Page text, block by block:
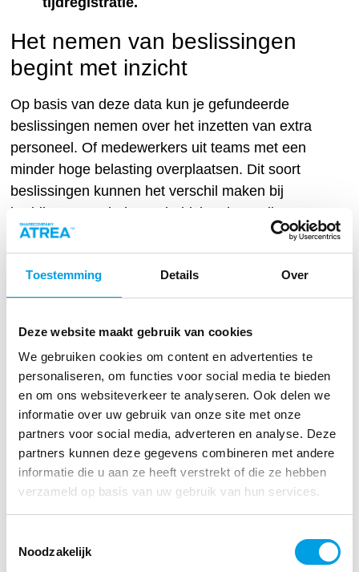
Toestemming Details Over
Deze website maakt gebruik van cookies
We gebruiken cookies om content en advertenties te
personaliseren, om functies voor social media te bieden
en om ons websiteverkeer te analyseren. Ook delen we
informatie over uw gebruik van onze site met onze
partners voor social media, adverteren en analyse. Deze
partners kunnen deze gegevens combineren met andere
informatie die u aan ze heeft verstrekt of die ze hebben
verzameld op basis van uw gebruik van hun services.
Noodzakelijk
Het nemen van beslissingen
begint met inzicht
Op basis van deze data kun je gefundeerde
beslissingen nemen over het inzetten van extra
personeel. Of medewerkers uit teams met een
minder hoge belasting overplaatsen. Dit soort
beslissingen kunnen het verschil maken bij
bedrijven waar iedere arbeidskracht op dit
moment nodig is. Je wilt geen risico lopen dat
medewerkers uitvallen door vermoeidheid en
een daarmee samenhangende verminderde
weerstand.
Maar mochten er toch medewerkers uitvallen
dan kun je ook zien welke teams of ploegen het
zwaarst getroffen zijn en acties uitzetten om
verder verzuim binnen deze teams tegen te
gaan.
Ook kun je de cijfers meenemen om uit te
zoeken wat de oorzaak is van een stijging van
het ziekteverzuim of van een bovengemiddeld
hoog verloop. Op deze manier bouw je aan een
medewerkers.